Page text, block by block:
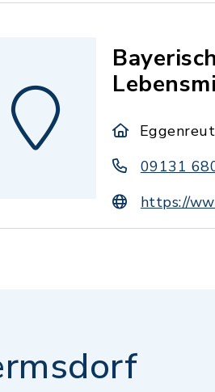
09131
https://